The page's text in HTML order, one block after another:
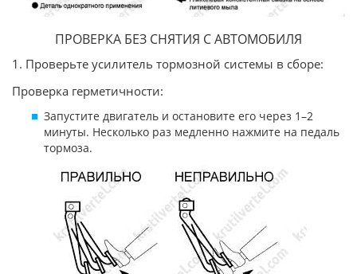
ПРОВЕРКА БЕЗ СНЯТИЯ С АВТОМОБИЛЯ
1. Проверьте усилитель тормозной системы в сборе:
Проверка герметичности:
Запустите двигатель и остановите его через 1–2
минуты. Несколько раз медленно нажмите на педаль
тормоза.